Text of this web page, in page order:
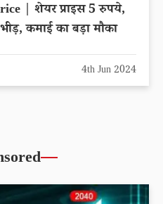
| शेयर प्राइस 5 रुपये,
कमाई का बड़ा मौका
4th Jun 2024